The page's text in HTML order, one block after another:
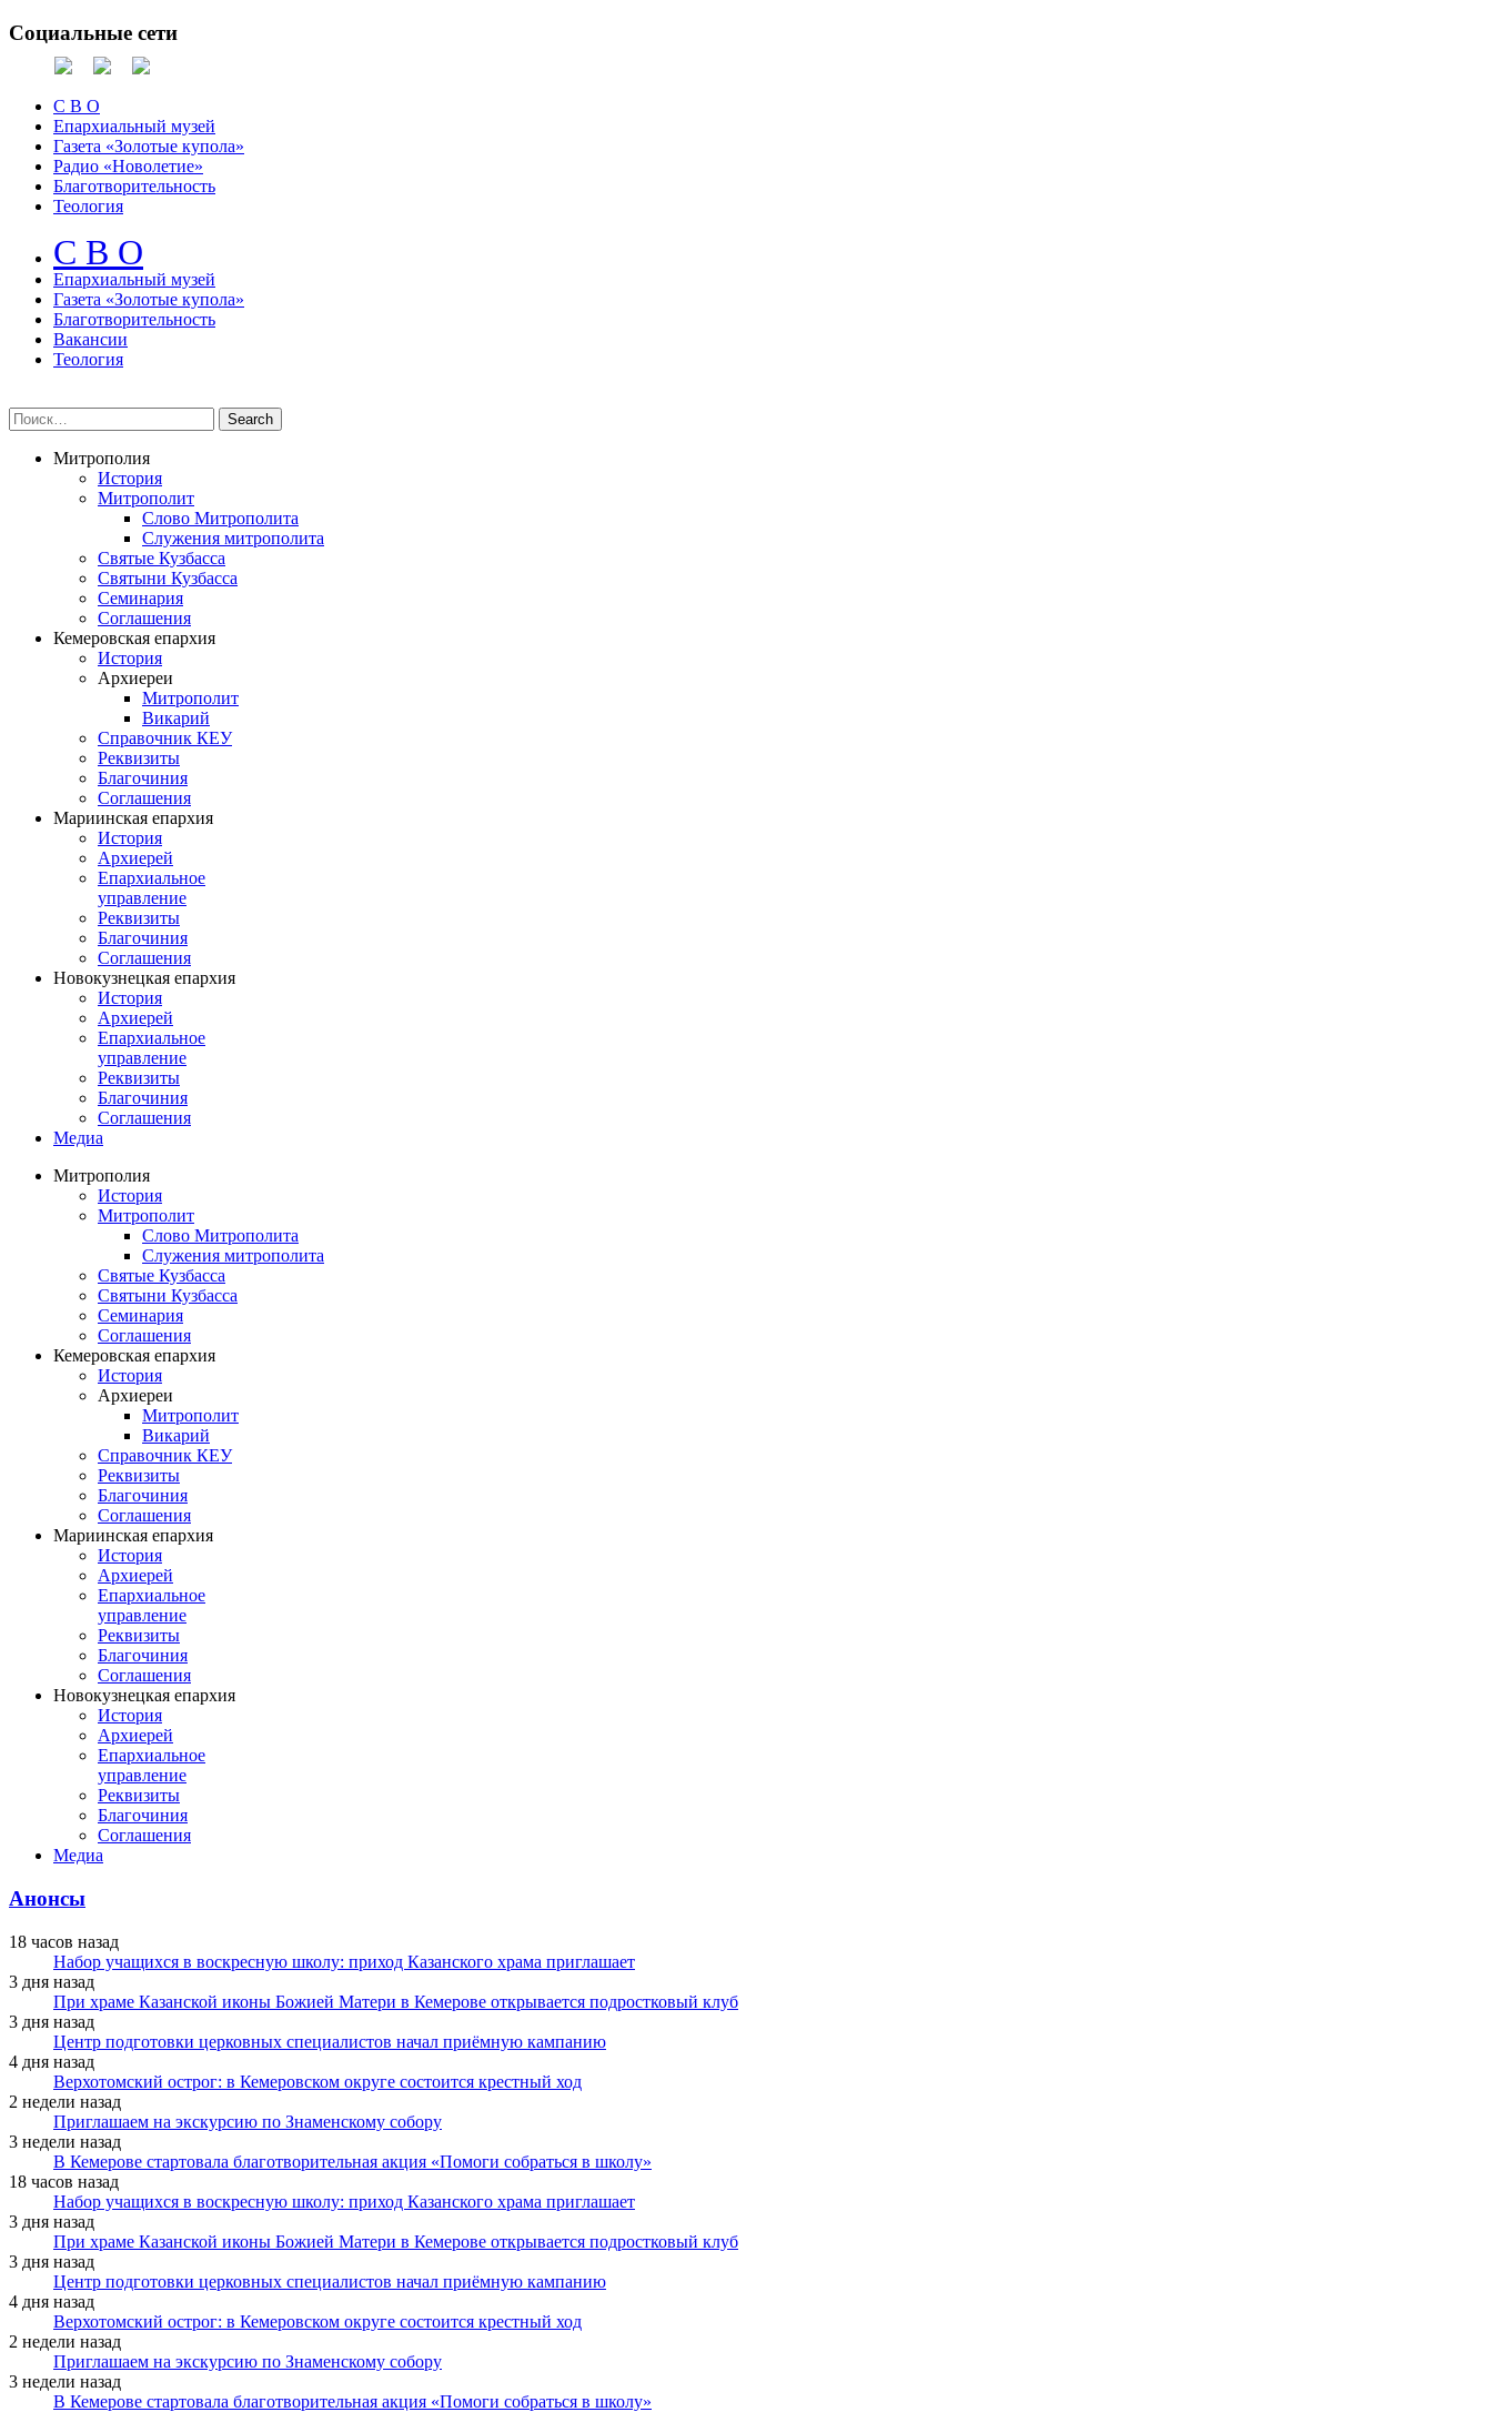
Социальные сети
С В О
Епархиальный музей
Газета «Золотые купола»
Радио «Новолетие»
Благотворительность
Теология
С В О
Епархиальный музeй
Газета «Золотые купола»
Благотворительность
Вакансии
Теология
Митрополия
История
Митрополит
Слово Митрополита
Служения митрополита
Святые Кузбасса
Святыни Кузбасса
Семинария
Соглашения
Кемеровская епархия
История
Архиереи
Митрополит
Викарий
Справочник КЕУ
Реквизиты
Благочиния
Соглашения
Мариинская епархия
История
Архиерей
Епархиальное
управление
Реквизиты
Благочиния
Соглашения
Новокузнецкая епархия
История
Архиерей
Епархиальное
управление
Реквизиты
Благочиния
Соглашения
Медиа
Митрополия
История
Митрополит
Слово Митрополита
Служения митрополита
Святые Кузбасса
Святыни Кузбасса
Семинария
Соглашения
Кемеровская епархия
История
Архиереи
Митрополит
Викарий
Справочник КЕУ
Реквизиты
Благочиния
Соглашения
Мариинская епархия
История
Архиерей
Епархиальное
управление
Реквизиты
Благочиния
Соглашения
Новокузнецкая епархия
История
Архиерей
Епархиальное
управление
Реквизиты
Благочиния
Соглашения
Медиа
Анонсы
18 часов назад
Набор учащихся в воскресную школу: приход Казанского храма приглашает
3 дня назад
При храме Казанской иконы Божией Матери в Кемерове открывается подростковый клуб
3 дня назад
Центр подготовки церковных специалистов начал приёмную кампанию
4 дня назад
Верхотомский острог: в Кемеровском округе состоится крестный ход
2 недели назад
Приглашаем на экскурсию по Знаменскому собору
3 недели назад
В Кемерове стартовала благотворительная акция «Помоги собраться в школу»
18 часов назад
Набор учащихся в воскресную школу: приход Казанского храма приглашает
3 дня назад
При храме Казанской иконы Божией Матери в Кемерове открывается подростковый клуб
3 дня назад
Центр подготовки церковных специалистов начал приёмную кампанию
4 дня назад
Верхотомский острог: в Кемеровском округе состоится крестный ход
2 недели назад
Приглашаем на экскурсию по Знаменскому собору
3 недели назад
В Кемерове стартовала благотворительная акция «Помоги собраться в школу»